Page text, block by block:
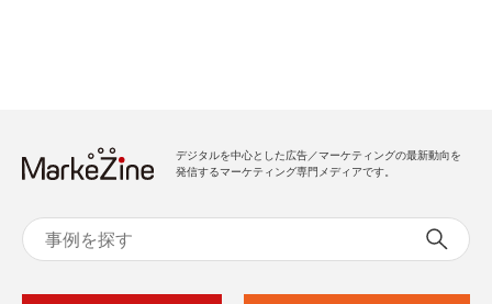
デジタルを中心とした広告／マーケティングの最新動向を
発信するマーケティング専門メディアです。